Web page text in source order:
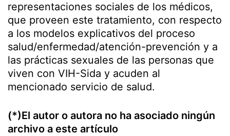
representaciones sociales de los médicos,
que proveen este tratamiento, con respecto
a los modelos explicativos del proceso
salud/enfermedad/atención-prevención y a
las prácticas sexuales de las personas que
viven con VIH-Sida y acuden al
mencionado servicio de salud.
(*)El autor o autora no ha asociado ningún
archivo a este artículo